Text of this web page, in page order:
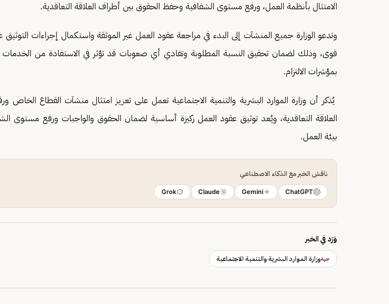
الامتثال بأنظمة العمل، ورفع مستوى الشفافية وحفظ الحقوق بين أطراف العلاقة التعاقدية.
وتدعو الوزارة جميع المنشآت إلى البدء في مراجعة عقود العمل غير الموثقة واستكمال إجراءات التوثيق
قوى، وذلك لضمان تحقيق النسبة المطلوبة وتفادي أي صعوبات قد تؤثر في الاستفادة من الخدمات
بمؤشرات الالتزام.
يُذكر أن وزارة الموارد البشرية والتنمية الاجتماعية تعمل على تعزيز امتثال منشآت القطاع الخاص
العلاقة التعاقدية، ويُعد توثيق عقود العمل ركيزة أساسية لضمان الحقوق والواجبات ورفع مستوى
بيئة العمل.
ناقش الخبر مع الذكاء الاصطناعي
ChatGPT
Gemini
Claude
Grok
وَرَد في الخبر
جهةوزارة الموارد البشرية والتنمية الاجتماعية